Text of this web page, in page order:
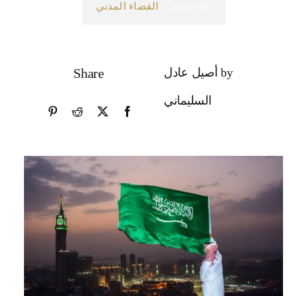
القضاء المدني
by أصيل عادل
السليماني
Share